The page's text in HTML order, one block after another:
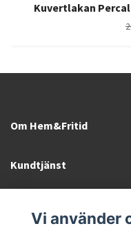
Kuvertlakan
Om Hem&Fritid
Kundtjänst
Vi använder